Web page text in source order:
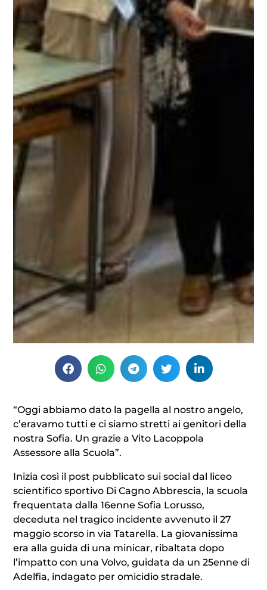
“Oggi abbiamo dato la pagella al nostro angelo,
c’eravamo tutti e ci siamo stretti ai genitori della
nostra Sofia. Un grazie a Vito Lacoppola
Assessore alla Scuola”.
Inizia così il post pubblicato sui social dal liceo
scientifico sportivo Di Cagno Abbrescia, la scuola
frequentata dalla 16enne Sofia Lorusso,
deceduta nel tragico incidente avvenuto il 27
maggio scorso in via Tatarella. La giovanissima
era alla guida di una minicar, ribaltata dopo
l’impatto con una Volvo, guidata da un 25enne di
Adelfia, indagato per omicidio stradale.